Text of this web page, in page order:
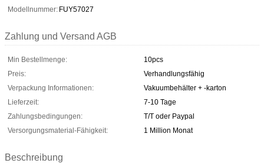
Modellnummer: FUY57027
Zahlung und Versand AGB
Min Bestellmenge:
10pcs
Preis:
Verhandlungsfähig
Verpackung Informationen:
Vakuumbehälter + -karton
Lieferzeit:
7-10 Tage
Zahlungsbedingungen:
T/T oder Paypal
Versorgungsmaterial-Fähigkeit:
1 Million Monat
Beschreibung